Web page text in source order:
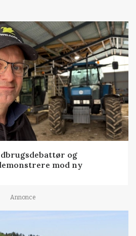
og
mod ny
Annonce